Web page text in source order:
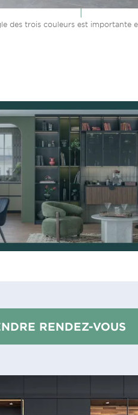
des trois couleurs est importante
RENDEZ-VOUS
déco